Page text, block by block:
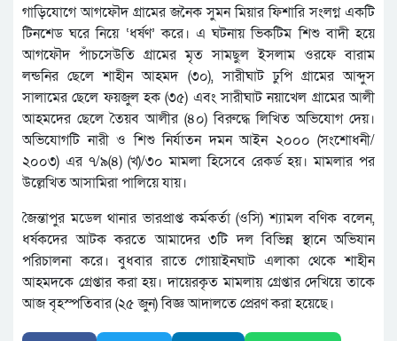
গাড়িযোগে আগফৌদ গ্রামের জনৈক সুমন মিয়ার ফিশারি সংলগ্ন একটি
টিনশেড ঘরে নিয়ে ‘ধর্ষণ’ করে। এ ঘটনায় ভিকটিম শিশু বাদী হয়ে
আগফৌদ পাঁচসেউতি গ্রামের মৃত সামছুল ইসলাম ওরফে বারাম
লন্ডনির ছেলে শাহীন আহমদ (৩০), সারীঘাট ঢুপি গ্রামের আব্দুস
সালামের ছেলে ফয়জুল হক (৩৫) এবং সারীঘাট নয়াখেল গ্রামের আলী
আহমদের ছেলে তৈয়ব আলীর (৪০) বিরুদ্ধে লিখিত অভিযোগ দেয়।
অভিযোগটি নারী ও শিশু নির্যাতন দমন আইন ২০০০ (সংশোধনী/
২০০৩) এর ৭/৯(৪) (খ)/৩০ মামলা হিসেবে রেকর্ড হয়। মামলার পর
উল্লেখিত আসামিরা পালিয়ে যায়।
জৈন্তাপুর মডেল থানার ভারপ্রাপ্ত কর্মকর্তা (ওসি) শ্যামল বণিক বলেন,
ধর্ষকদের আটক করতে আমাদের ৩টি দল বিভিন্ন স্থানে অভিযান
পরিচালনা করে। বুধবার রাতে গোয়াইনঘাট এলাকা থেকে শাহীন
আহমদকে গ্রেপ্তার করা হয়। দায়েরকৃত মামলায় গ্রেপ্তার দেখিয়ে তাকে
আজ বৃহস্পতিবার (২৫ জুন) বিজ্ঞ আদালতে প্রেরণ করা হয়েছে।